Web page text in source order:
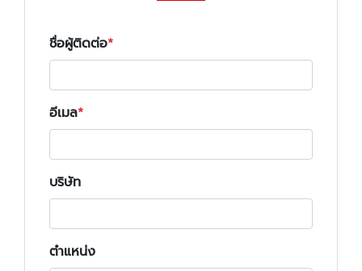
ชื่อผู้ติดต่อ
อีเมล
บริษัท
ตำแหน่ง